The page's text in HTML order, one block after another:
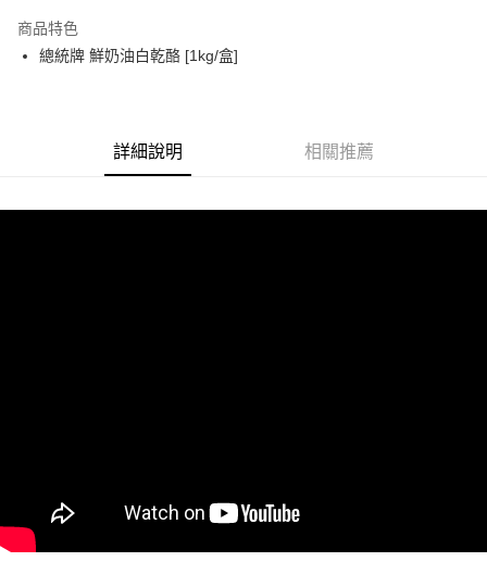
街口支付
商品特色
總統牌 鮮奶油白乾酪 [1kg/盒]
詳細說明 相關推薦